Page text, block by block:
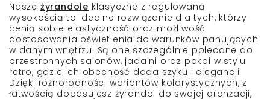
Nasze żyrandole klasyczne z regulowaną
wysokością to idealne rozwiązanie dla tych, którzy
cenią sobie elastyczność oraz możliwość
dostosowania oświetlenia do warunków panujących
w danym wnętrzu. Są one szczególnie polecane do
przestronnych salonów, jadalni oraz pokoi w stylu
retro, gdzie ich obecność doda szyku i elegancji.
Dzięki różnorodności wariantów kolorystycznych, z
łatwością dopasujesz żyrandol do swojej aranżacji,